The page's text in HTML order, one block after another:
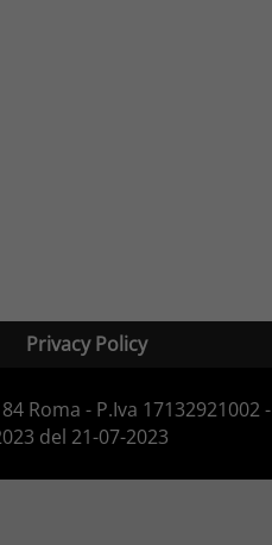
Privacy Policy
Roma - P.Iva
del 21-07-2023